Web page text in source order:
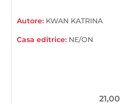
Autore: KWAN KATRINA
Casa editrice: NE/ON
21,00